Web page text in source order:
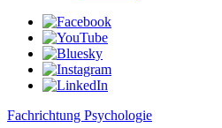
Fachrichtung Psychologie